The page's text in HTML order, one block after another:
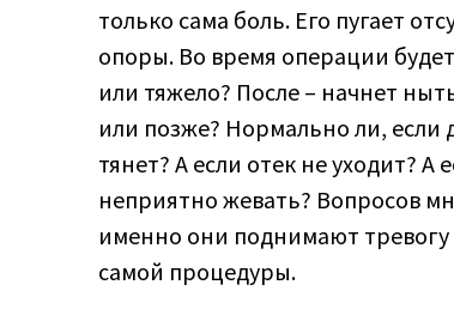
только сама боль. Его пугает
опоры. Во время операции
или тяжело? После – начнет
или позже? Нормально ли, если
тянет? А если отек не уходит? А
неприятно жевать? Вопросов
именно они поднимают тревогу
самой процедуры.